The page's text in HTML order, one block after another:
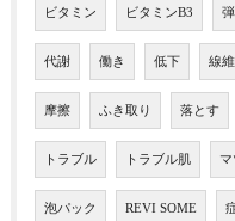
ビタミン ビタミンB3
代謝 働き 低下 線
摩擦 ふき取り 落とす
トラブル トラブル肌
泡パック REVI SOME